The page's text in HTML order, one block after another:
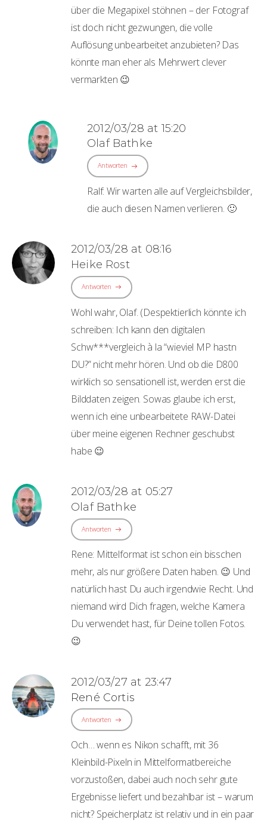
über die Megapixel stöhnen – der Fotograf
ist doch nicht gezwungen, die volle
Auflösung unbearbeitet anzubieten? Das
könnte man eher als Mehrwert clever
vermarkten 😉
2012/03/28 at 15:20
Olaf Bathke
Antworten
Ralf: Wir warten alle auf Vergleichsbilder,
die auch diesen Namen verlieren. 🙂
2012/03/28 at 08:16
Heike Rost
Antworten
Wohl wahr, Olaf. (Despektierlich könnte ich
schreiben: Ich kann den digitalen
Schw***vergleich à la “wieviel MP hastn
DU?” nicht mehr hören. Und ob die D800
wirklich so sensationell ist, werden erst die
Bilddaten zeigen. Sowas glaube ich erst,
wenn ich eine unbearbeitete RAW-Datei
über meine eigenen Rechner geschubst
habe 😉
2012/03/28 at 05:27
Olaf Bathke
Antworten
Rene: Mittelformat ist schon ein bisschen
mehr, als nur größere Daten haben. 😉 Und
natürlich hast Du auch irgendwie Recht. Und
niemand wird Dich fragen, welche Kamera
Du verwendet hast, für Deine tollen Fotos.
😉
2012/03/27 at 23:47
René Cortis
Antworten
Och… wenn es Nikon schafft, mit 36
Kleinbild-Pixeln in Mittelformatbereiche
vorzustoßen, dabei auch noch sehr gute
Ergebnisse liefert und bezahlbar ist – warum
nicht? Speicherplatz ist relativ und in ein paar